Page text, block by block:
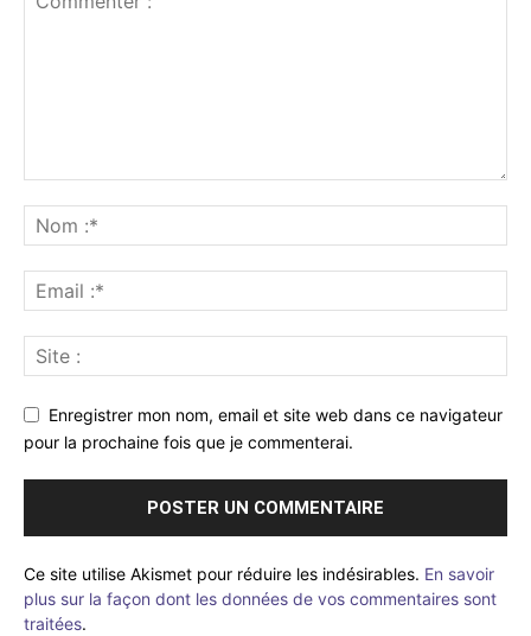
Enregistrer mon nom, email et site web dans ce navigateur
pour la prochaine fois que je commenterai.
Ce site utilise Akismet pour réduire les indésirables. En savoir
plus sur la façon dont les données de vos commentaires sont
traitées.